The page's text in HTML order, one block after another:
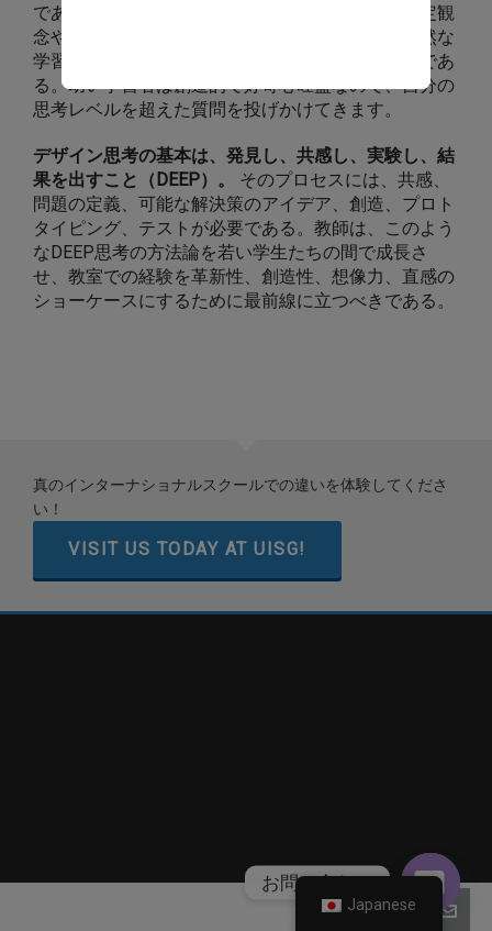
である。彼らは、大人の創造性を失わせがちな固定観
念や腐敗した知識にさらされていない。彼らの自然な
学習方法にデザイン思考を取り入れることは容易であ
る。幼い学習者は創造的で好奇心旺盛なので、自分の
思考レベルを超えた質問を投げかけてきます。
デザイン思考の基本は、発見し、共感し、実験し、結
果を出すこと（DEEP）。
そのプロセスには、共感、
問題の定義、可能な解決策のアイデア、創造、プロト
タイピング、テストが必要である。教師は、このよう
なDEEP思考の方法論を若い学生たちの間で成長さ
せ、教室での経験を革新性、創造性、想像力、直感の
ショーケースにするために最前線に立つべきである。
真のインターナショナルスクールでの違いを体験してくださ
い！
VISIT US TODAY AT UISG!
© 2024 Utahloy International School Zengcheng |粤ICP备19124206号
Japanese
お問い合わせ
オ